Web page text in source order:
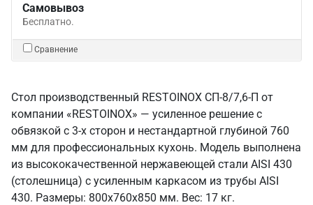
Самовывоз
Бесплатно.
Сравнение
Стол производственный RESTOINOX СП-8/7,6-П от
компании «RESTOINOX» — усиленное решение с
обвязкой с 3-х сторон и нестандартной глубиной 760
мм для профессиональных кухонь. Модель выполнена
из высококачественной нержавеющей стали AISI 430
(столешница) с усиленным каркасом из трубы AISI
430. Размеры: 800x760x850 мм. Вес: 17 кг.